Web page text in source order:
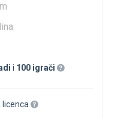
i 100 igrači
licenca